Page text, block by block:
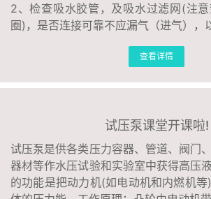
2、检查吸水胶管，及吸水过滤网(注
圈)，是否连接可靠不应漏气（进气），
查看详情
试压泵课堂开课啦!
试压泵是供各类压力容器、管道、阀门
器材等作水压试验和实验室中获得高压
的功能是把动力机(如电动机和内燃机